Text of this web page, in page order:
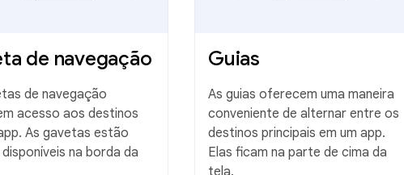
de navegação
de navegação
acesso aos destinos
As gavetas estão
na borda da
Guias
As guias oferecem uma maneira
conveniente de alternar entre os
destinos principais em um app.
Elas ficam na parte de cima da
tela.